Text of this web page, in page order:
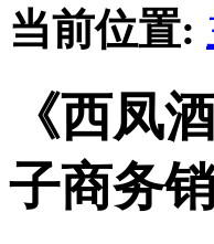
当前位置:
《西凤
子商务